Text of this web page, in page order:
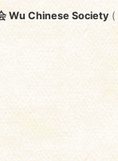
Wu Chinese Society (